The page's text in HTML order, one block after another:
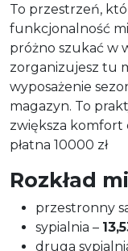
To przestrzeń,
funkcjonalność
próżno szukać w
zorganizujesz tu
wyposażenie
magazyn. To
zwiększa komfort
płatna 10000 zł
Rozkład
przestronny
sypialnia –
druga